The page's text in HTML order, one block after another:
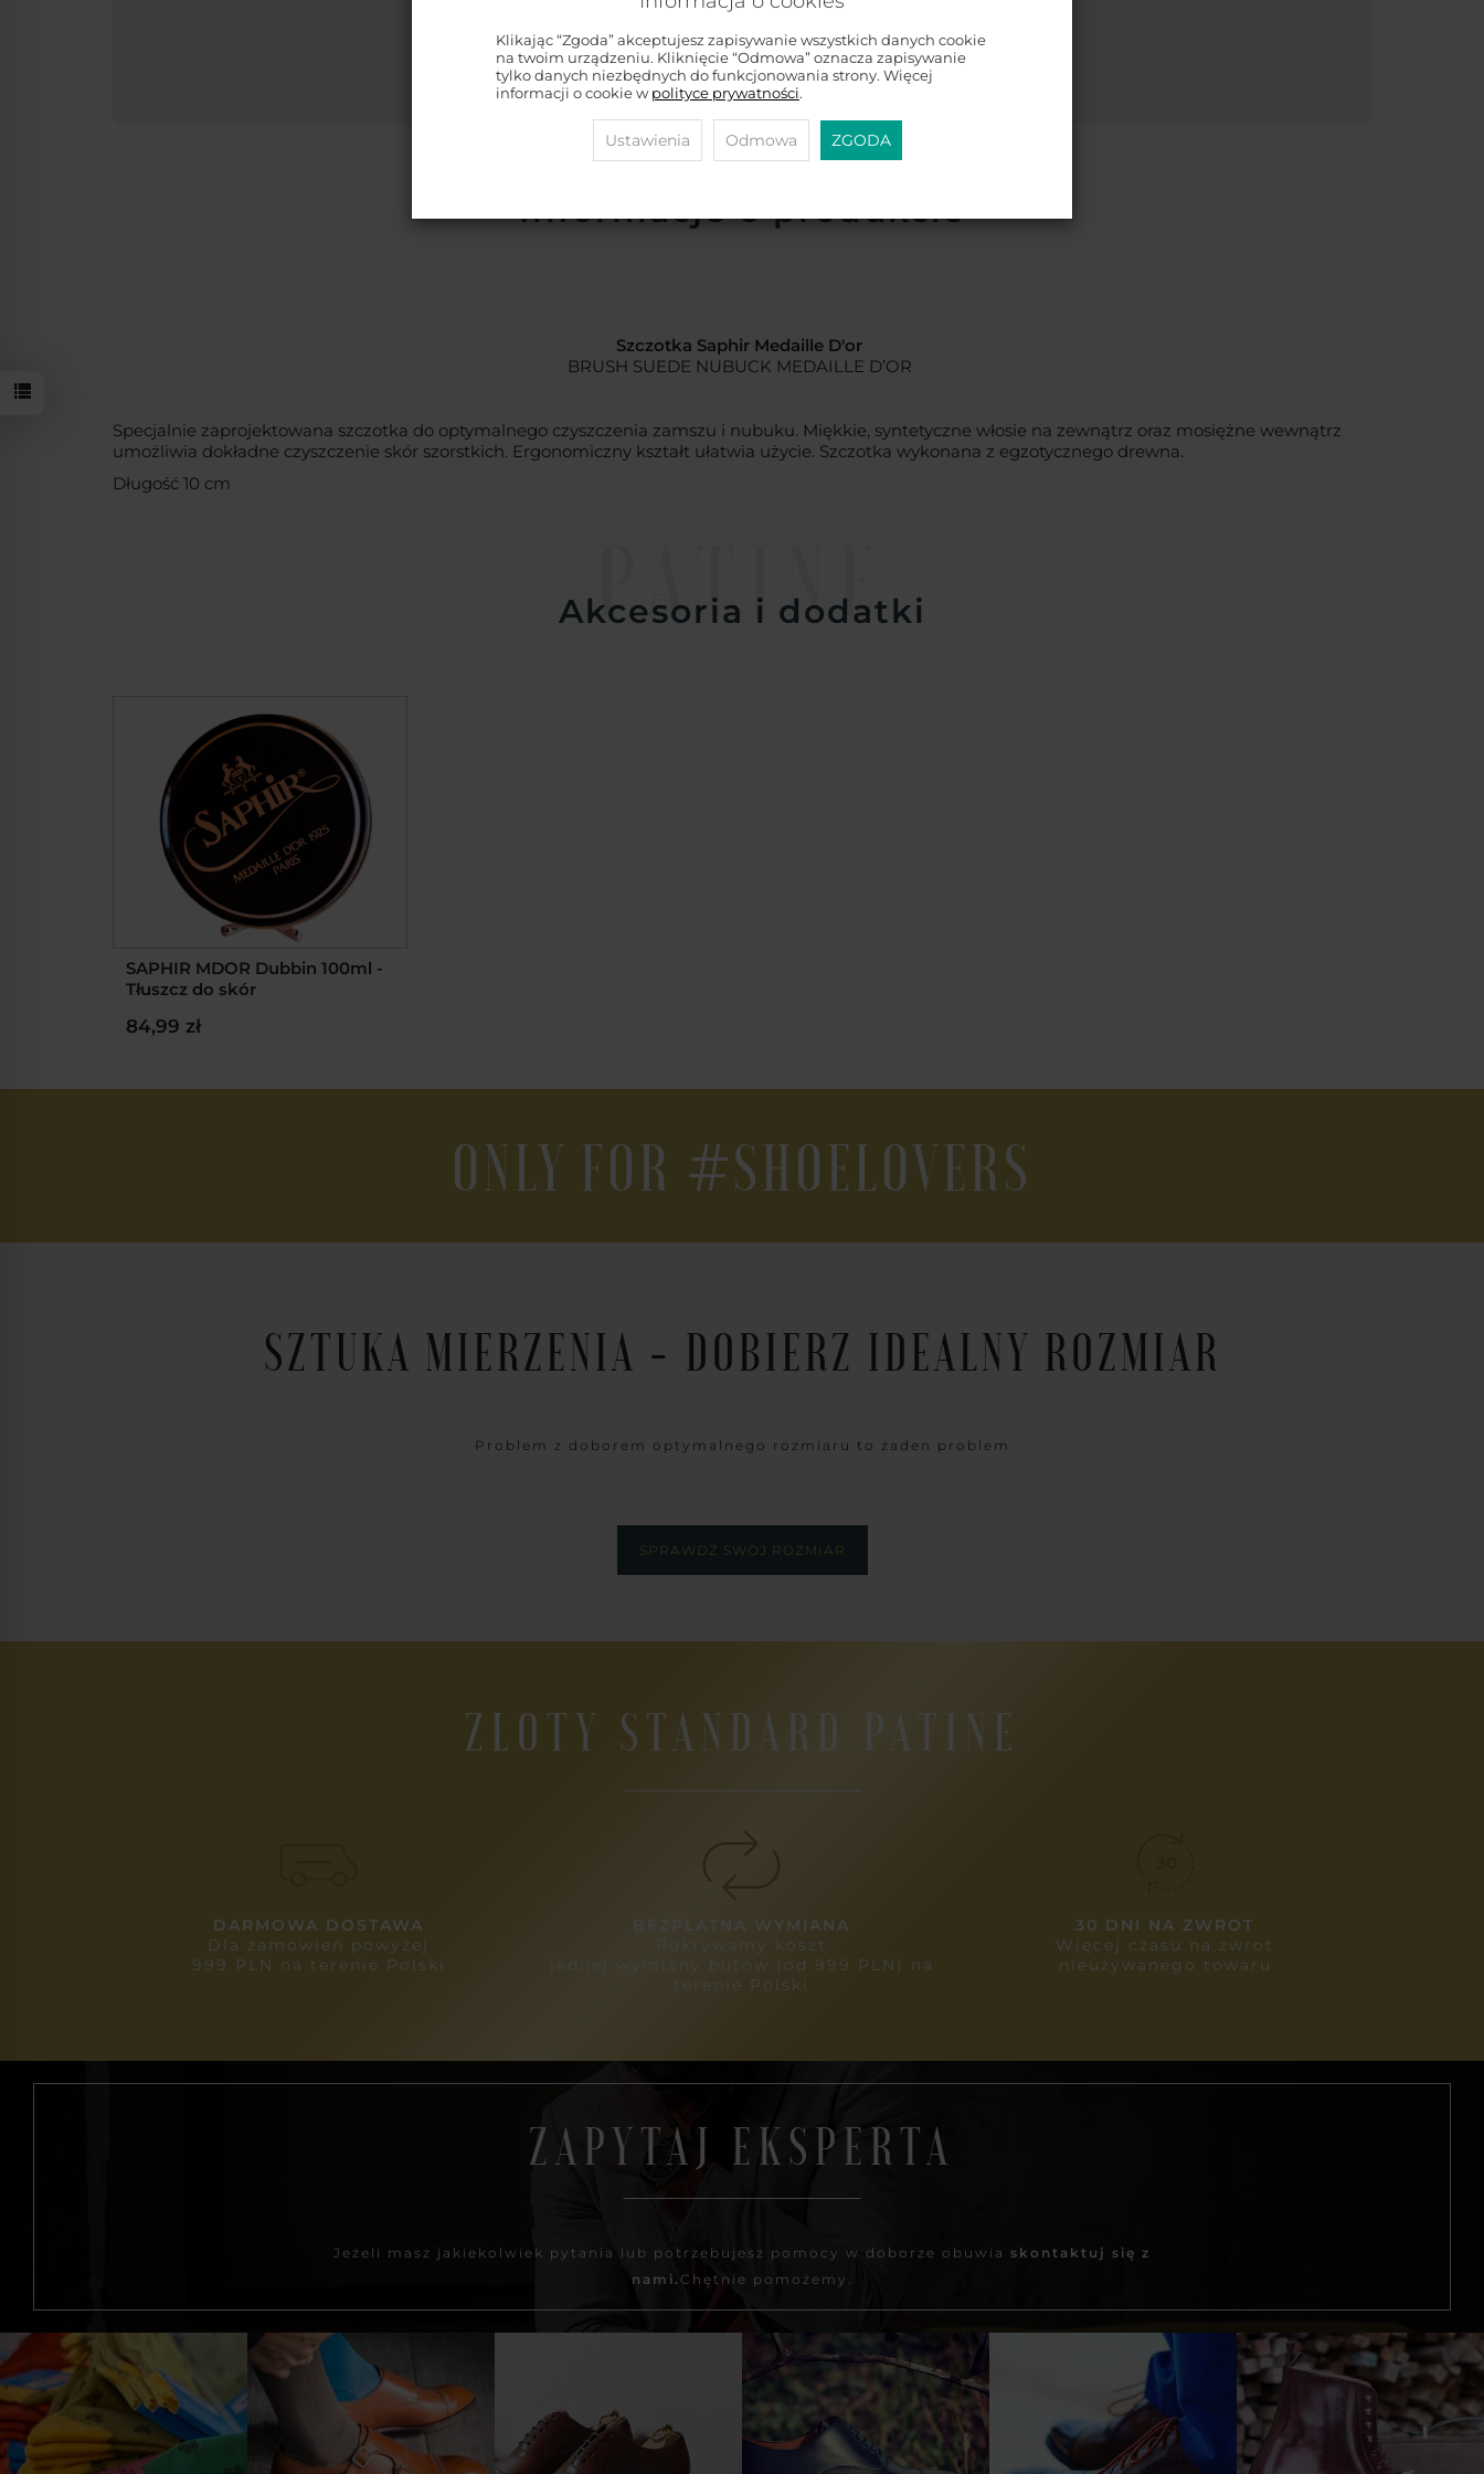
brakuje1 699 zł
PATINE
Informacje o produkcie
Szczotka Saphir Medaille D'or
BRUSH SUEDE NUBUCK MEDAILLE D’OR
Specjalnie zaprojektowana szczotka do optymalnego czyszczenia zamszu i nubuku. Miękkie, syntetyczne włosie na zewnątrz oraz mosiężne wewnątrz
umożliwia dokładne czyszczenie skór szorstkich. Ergonomiczny kształt ułatwia użycie. Szczotka wykonana z egzotycznego drewna.
Długość 10 cm
PATINE
Akcesoria i dodatki
SAPHIR MDOR Dubbin 100ml -
Tłuszcz do skór
84,99 zł
ONLY FOR #SHOELOVERS
SZTUKA MIERZENIA - DOBIERZ IDEALNY ROZMIAR
Problem z doborem optymalnego rozmiaru to żaden problem
SPRAWDŹ SWÓJ ROZMIAR
ZŁOTY STANDARD PATINE
DARMOWA DOSTAWA
Dla zamówień powyżej
999 PLN na terenie Polski
BEZPŁATNA WYMIANA
Pokrywamy koszt
jednej wymiany butów (od 999 PLN) na
terenie Polski
30 DNI NA ZWROT
Więcej czasu na zwrot
nieużywanego towaru
ZAPYTAJ EKSPERTA
Jeżeli masz jakiekolwiek pytania lub potrzebujesz pomocy w doborze obuwia skontaktuj się z
nami. Chętnie pomożemy.
Klikając “Zgoda” akceptujesz zapisywanie wszystkich danych cookie
na twoim urządzeniu. Kliknięcie “Odmowa” oznacza zapisywanie
tylko danych niezbędnych do funkcjonowania strony. Więcej
informacji o cookie w polityce prywatności.
Ustawienia Odmowa ZGODA